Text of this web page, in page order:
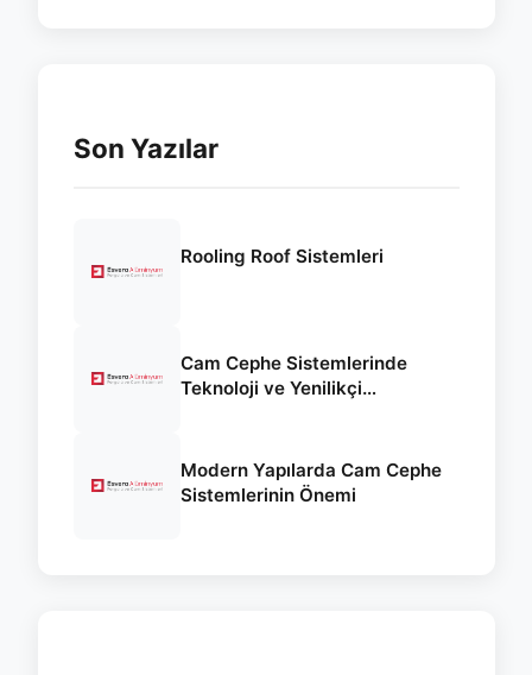
Son Yazılar
Rooling Roof Sistemleri
Cam Cephe Sistemlerinde
Teknoloji ve Yenilikçi
Modern Yapılarda Cam Cephe
Sistemlerinin Önemi